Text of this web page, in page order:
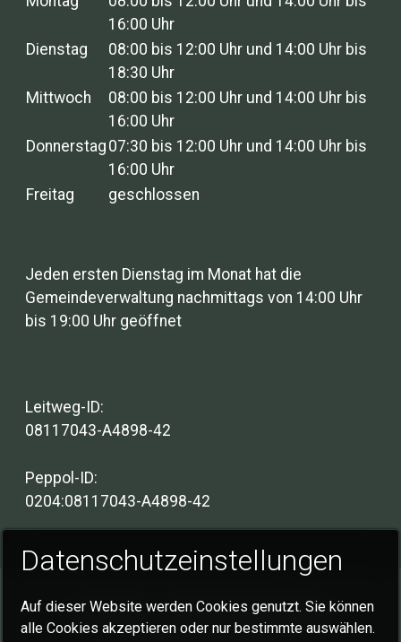
16:00 Uhr
Dienstag
08:00 bis 12:00 Uhr und 14:00 Uhr bis
18:30 Uhr
Mittwoch
08:00 bis 12:00 Uhr und 14:00 Uhr bis
16:00 Uhr
Donnerstag 07:30 bis 12:00 Uhr und 14:00 Uhr bis
16:00 Uhr
Freitag
geschlossen
Jeden ersten Dienstag im Monat hat die
Gemeindeverwaltung nachmittags von 14:00 Uhr
bis 19:00 Uhr geöffnet
Leitweg-ID:
08117043-A4898-42
Peppol-ID:
0204:08117043-A4898-42
Impressum
Datenschutzerklärung
Datenschutzeinstellungen
Auf dieser Website werden Cookies genutzt. Sie können
alle Cookies akzeptieren oder nur bestimmte auswählen.